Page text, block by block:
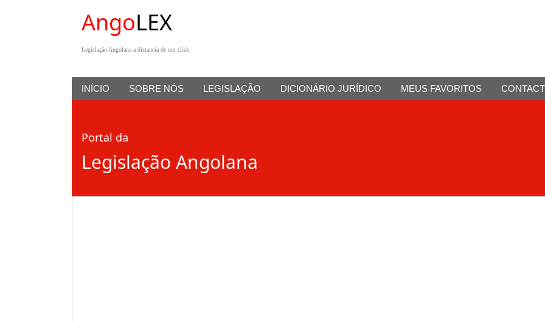
AngoLEX
Legislação Angolana a distancia de um click
INÍCIO SOBRE NÓS LEGISLAÇÃO DICIONÁRIO JURÍDICO MEUS FAVORITOS
Portal da
Legislação Angolana